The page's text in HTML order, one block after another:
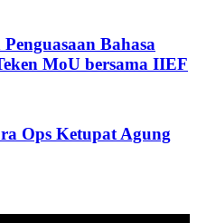
Bahasa
MoU bersama IIEF
Ops Ketupat Agung